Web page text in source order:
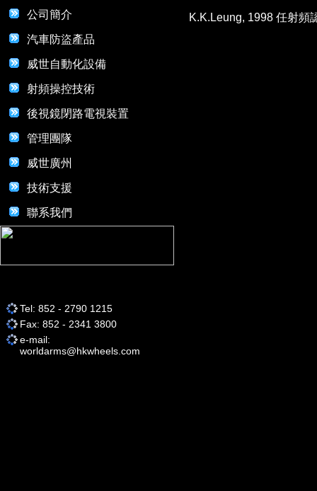
公司簡介
汽車防盜產品
威世自動化設備
射頻操控技術
後視鏡閉路電視裝置
管理團隊
威世廣州
技術支援
聯系我們
Tel: 852 - 2790 1215
Fax: 852 - 2341 3800
e-mail:
worldarms@hkwheels.com
K.K.Leung, 1998 任射頻